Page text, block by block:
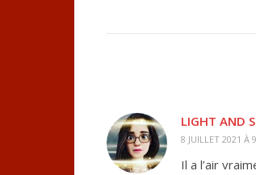
LIGHT AND
8 JUILLET 2021 À
Il a l’air